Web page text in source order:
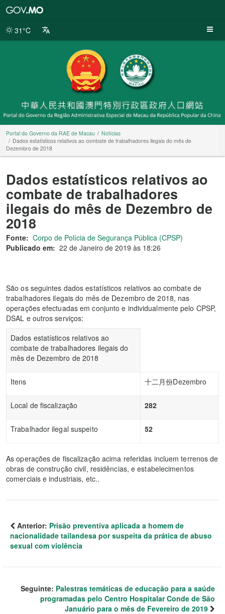
da
31°C
Portal do Governo da RAE de Macau
Notícias
Dados estatísticos relativos ao combate de trabalhadores ilegais do mês de
Dezembro de 2018
Dados estatísticos relativos ao
combate de trabalhadores
ilegais do mês de Dezembro de
2018
Fonte: Corpo de Polícia de Segurança Pública (CPSP)
Publicado em: 22 de Janeiro de 2019 às 18:26
São os seguintes dados estatísticos relativos ao combate de
trabalhadores ilegais do mês de Dezembro de 2018, nas
operações efectuadas em conjunto e individualmente pelo CPSP,
DSAL e outros serviços:
Dados estatísticos relativos ao
combate de trabalhadores ilegais do
mês de Dezembro de 2018
Itens 十二月份Dezembro
Local de fiscalização 282
Trabalhador ilegal suspeito 52
As operações de fiscalização acima referidas incluem terrenos de
obras de construção civil, residências, e estabelecimentos
comerciais e industriais, etc..
Anterior: Prisão preventiva aplicada a homem de
nacionalidade tailandesa por suspeita da prática de abuso
sexual com violência
Seguinte: Palestras temáticas de educação para a saúde
programadas pelo Centro Hospitalar Conde de São
Januário para o mês de Fevereiro de 2019